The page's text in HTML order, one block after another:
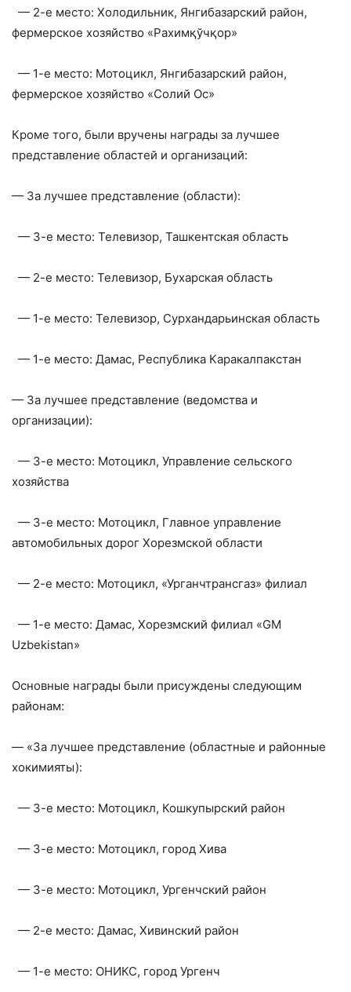
— 2-е место: Холодильник, Янгибазарский район,
фермерское хозяйство «Рахимқўчқор»
— 1-е место: Мотоцикл, Янгибазарский район,
фермерское хозяйство «Солий Ос»
Кроме того, были вручены награды за лучшее
представление областей и организаций:
— За лучшее представление (области):
— 3-е место: Телевизор, Ташкентская область
— 2-е место: Телевизор, Бухарская область
— 1-е место: Телевизор, Сурхандарьинская область
— 1-е место: Дамас, Республика Каракалпакстан
— За лучшее представление (ведомства и
организации):
— 3-е место: Мотоцикл, Управление сельского
хозяйства
— 3-е место: Мотоцикл, Главное управление
автомобильных дорог Хорезмской области
— 2-е место: Мотоцикл, «Урганчтрансгаз» филиал
— 1-е место: Дамас, Хорезмский филиал «GM
Uzbekistan»
Основные награды были присуждены следующим
районам:
— «За лучшее представление (областные и районные
хокимияты):
— 3-е место: Мотоцикл, Кошкупырский район
— 3-е место: Мотоцикл, город Хива
— 3-е место: Мотоцикл, Ургенчский район
— 2-е место: Дамас, Хивинский район
— 1-е место: ОНИКС, город Ургенч